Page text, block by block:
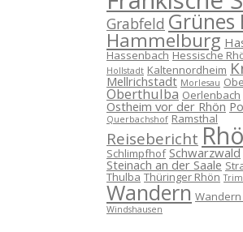
Grabfeld Grünes
Hammelburg
Hassenbach Hessische
Hollstadt Kaltennordheim
Mellrichstadt Morlesau
Oberthulba Oerlenbach
Ostheim vor der Rhön
Querbachshof Ramsthal
Reisebericht
Schlimpfhof Schwarzwald
Steinach an der Saale
Thulba Thüringer Rhön
Wandern
Windshausen